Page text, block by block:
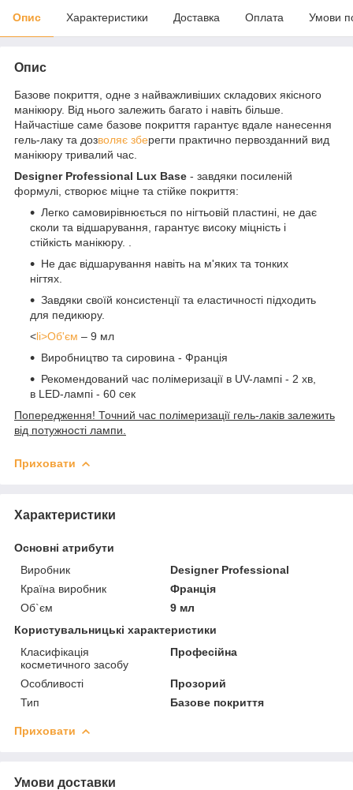
Опис Характеристики Доставка Оплата Умови
Опис
Базове покриття, одне з найважливіших складових якісного
манікюру. Від нього залежить багато і навіть більше.
Найчастіше саме базове покриття гарантує вдале нанесення
гель-лаку та дозволяє зберегти практично первозданний вид
манікюру тривалий час.
Designer Professional Lux Base - завдяки посиленій
формулі, створює міцне та стійке покриття:
Легко самовирівнюється по нігтьовій пластині, не дає
сколи та відшарування, гарантує високу міцність і
стійкість манікюру. .
Не дає відшарування навіть на м'яких та тонких
нігтях.
Завдяки своїй консистенції та еластичності підходить
для педикюру.
<li>Об'єм – 9 мл
Виробництво та сировина - Франція
Рекомендований час полімеризації в UV-лампі - 2 хв,
в LED-лампі - 60 сек
Попередження! Точний час полімеризації гель-лаків залежить
від потужності лампи.
Приховати
Характеристики
Основні атрибути
Виробник
Designer Professional
Країна виробник
Франція
Об`єм
9 мл
Користувальницькі характеристики
Класифікація
косметичного засобу
Професійна
Особливості
Прозорий
Тип
Базове покриття
Приховати
Умови доставки